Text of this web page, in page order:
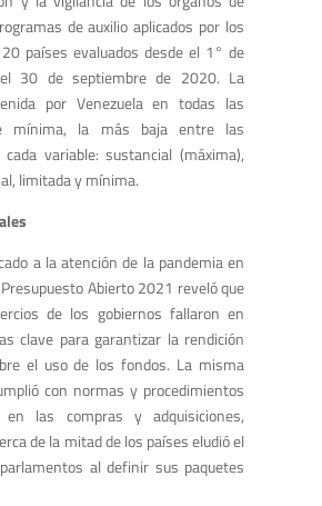
de auxilio aplicados por los
países evaluados desde el 1° de
30 de septiembre de 2020. La
por Venezuela en todas las
mínima, la más baja entre las
variable: sustancial (máxima),
limitada y mínima.
a la atención de la pandemia en
Abierto 2021 reveló que
de los gobiernos fallaron en
clave para garantizar la rendición
el uso de los fondos. La misma
con normas y procedimientos
en las compras y adquisiciones,
de la mitad de los países eludió el
al definir sus paquetes